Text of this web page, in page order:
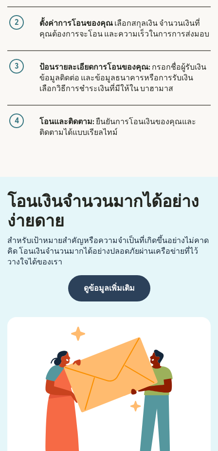
2 ตั้งค่าการโอนของคุณ เลือกสกุลเงิน จำนวนเงินที่
คุณต้องการจะโอน และความเร็วในการการส่งมอบ
3 ป้อนรายละเอียดการโอนของคุณ: กรอกชื่อผู้รับเงิน
ข้อมูลติดต่อ และข้อมูลธนาคารหรือการรับเงิน
เลือกวิธีการชำระเงินที่มีให้ใน บาฮามาส
4 โอนและติดตาม:ยืนยันการโอนเงินของคุณและ
ติดตามได้แบบเรียลไทม์
โอนเงินจำนวนมากได้อย่าง
ง่ายดาย
สำหรับเป้าหมายสำคัญหรือความจำเป็นที่เกิดขึ้นอย่างไม่คาด
คิด โอนเงินจำนวนมากได้อย่างปลอดภัยผ่านเครือข่ายที่ไว้
วางใจได้ของเรา
ดูข้อมูลเพิ่มเติม